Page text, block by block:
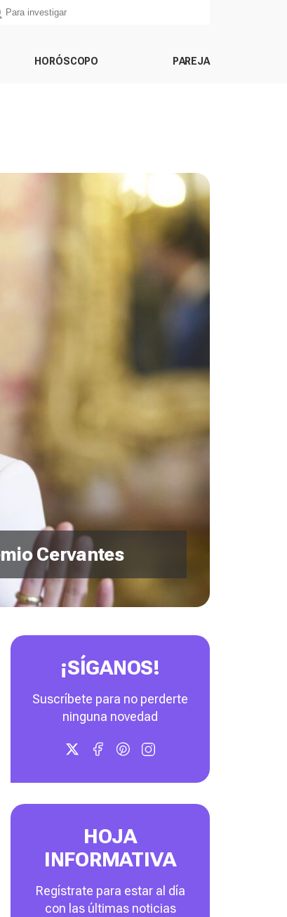
HORÓSCOPO PAREJA
Cervantes
¡SÍGANOS!
Suscríbete para no perderte
ninguna novedad
HOJA
INFORMATIVA
Regístrate para estar al día
con las últimas noticias